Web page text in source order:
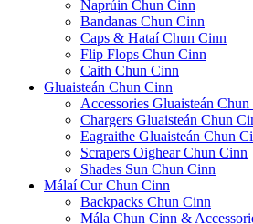
Naprúin Chun Cinn
Bandanas Chun Cinn
Caps & Hataí Chun Cinn
Flip Flops Chun Cinn
Caith Chun Cinn
Gluaisteán Chun Cinn
Accessories Gluaisteán
Chargers Gluaisteán Chun
Eagraithe Gluaisteán Chun
Scrapers Oighear Chun Cinn
Shades Sun Chun Cinn
Málaí Cur Chun Cinn
Backpacks Chun Cinn
Mála Chun Cinn &